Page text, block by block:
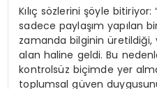
Kılıç sözlerini şöyle
sadece paylaşım yapılan
zamanda bilginin üretildiği,
alan haline geldi. Bu
kontrolsüz biçimde yer
toplumsal güven